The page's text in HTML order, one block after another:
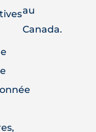
au
Canada.